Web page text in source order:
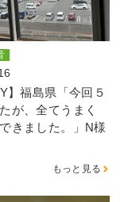
】福島県「今回５
が、全てうまく
きました。」N様
もっと見る